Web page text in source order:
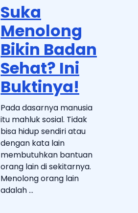
Suka
Menolong
Bikin Badan
Sehat? Ini
Buktinya!
Pada dasarnya manusia
itu mahluk sosial. Tidak
bisa hidup sendiri atau
dengan kata lain
membutuhkan bantuan
orang lain di sekitarnya.
Menolong orang lain
adalah ...